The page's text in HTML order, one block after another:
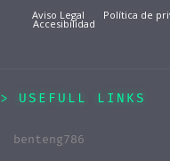
Aviso Legal Política de
Accesibilidad
USEFULL LINKS
benteng786